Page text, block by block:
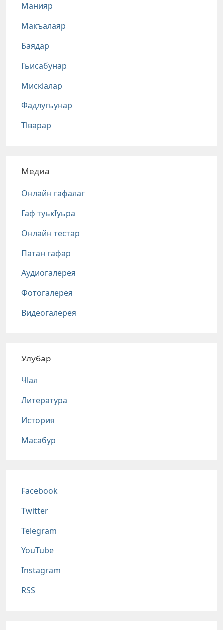
Манияр
Макъалаяр
Баядар
Гьисабунар
Мискlалар
Фадлугьунар
Тlварар
Медиа
Онлайн гафалаг
Гаф туькIуьра
Онлайн тестар
Патан гафар
Аудиогалерея
Фотогалерея
Видеогалерея
Улубар
Чlал
Литература
История
Масабур
Соц сети
Facebook
Twitter
Telegram
YouTube
Instagram
RSS